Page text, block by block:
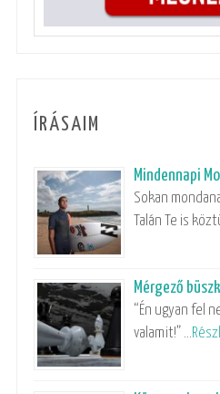
ÍRÁSAIM
Mindennapi
Sokan
Talán Te is
Mérgező
“Én ugyan fel
valamit!” …